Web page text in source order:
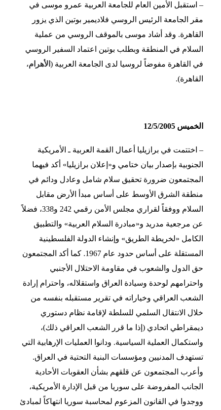
– استقبل الأمين العام للجامعة العربية عمرو موسى في
مقر الجامعة الرئيس الروسي فلاديمير بوتين الذي يزور
القاهرة. وقد أشاد موسى بالموقف الروسي من عملية
السلام في المنطقة وبطلب بوتين اعتماد السفير الروسي
في القاهرة مفوضاً لروسيا لدى الجامعة العربية ( الأهرام،
القاهرة).
الخميس 12/5/2005
– اختتمت في برازيليا أعمال القمة العربية ـ الأمريكية
الجنوبية بإصدار بيان ختامي و«إعلان برازيليا» أكد فيهما
المجتمعون ضرورة تحقيق سلام شامل وعادل ودائم في
منطقة الشرق الأوسط على أساس مبدأ الأرض مقابل
السلام ووفقاً لقراري مجلس الأمن رقمي 242 و338، فضلاً
عن مرجعية مدريد و«مبادرة السلام العربية» والتطبيق
الكامل «لخريطة الطريق» وإنشاء الدولة الفلسطينية
المستقلة على أساس حدود عام 1967. كما أكد المجتمعون
حق الدول والشعوب في مقاومة الاحتلال الأجنبي
واحترامهم لوحدة وسيادة العراق واستقلاله، واحترام إرادة
الشعب العراقي وخياراته في تقرير مستقبله بنفسه من
خلال الانتقال السلمي للسلطة لإقامة نظام دستوري
ديمقراطي اتحادي (إذا ما قرر الشعب العراقي ذلك)،
واستكمال العملية السياسية. ودانوا العمليات الإرهابية التي
تستهدف المدنيين ومؤسسات البنية التحتية في العراق.
وأعرب المجتمعون عن قلقهم بشأن العقوبات الأحادية
الجانب المفروضة على سوريا من قبل الإدارة الأمريكية،
ووجدوا في القانون المزعوم لمحاسبة سوريا انتهاكاً لمبادئ